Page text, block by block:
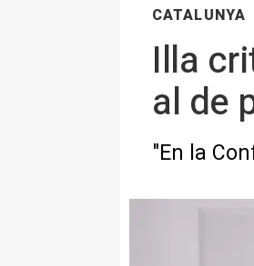
CATALUNYA
Illa
al de
"En la